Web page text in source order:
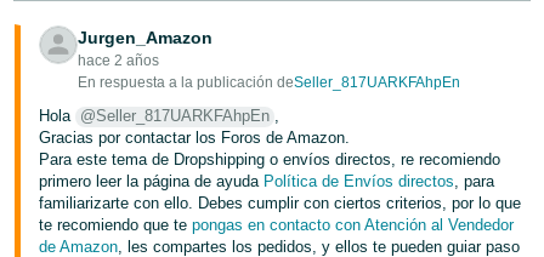
Español
語
-
JP
Español
- MX
English
- MX
Iniciar
Sesión
Regístrate
Jurgen_Amazon
hace 2 años
En respuesta a la publicación deSeller_817UARKFAhpEn
Hola @Seller_817UARKFAhpEn ,
Gracias por contactar los Foros de Amazon.
Para este tema de Dropshipping o envíos directos, re recomiendo
primero leer la página de ayuda Política de Envíos directos, para
familiarizarte con ello. Debes cumplir con ciertos criterios, por lo que
te recomiendo que tepongas en contacto con Atención al Vendedor
de Amazon, les compartes los pedidos, y ellos te pueden guiar paso